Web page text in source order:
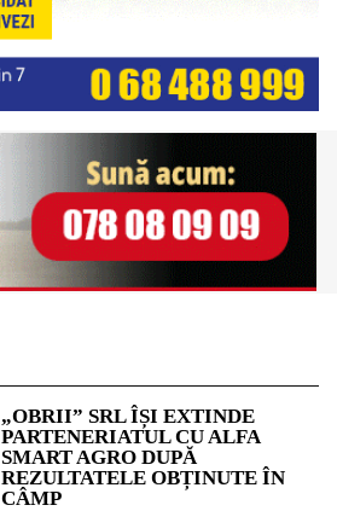
„OBRII” SRL ÎȘI EXTINDE
PARTENERIATUL CU ALFA
SMART AGRO DUPĂ
REZULTATELE OBȚINUTE ÎN
CÂMP